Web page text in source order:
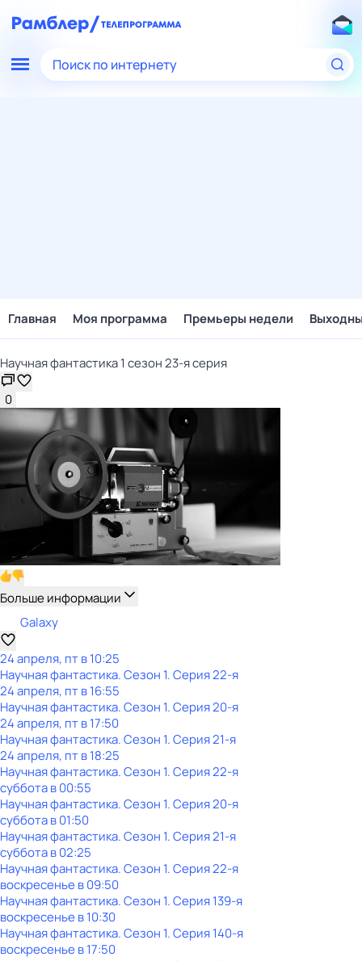
Поиск по интернету
Главная Моя программа Премьеры недели
Научная фантастика 1 сезон 23-я серия
0
Больше информации
Galaxy
24 апреля, пт в 10:25
Научная фантастика. Сезон 1. Серия 22-я
24 апреля, пт в 16:55
Научная фантастика. Сезон 1. Серия 20-я
24 апреля, пт в 17:50
Научная фантастика. Сезон 1. Серия 21-я
24 апреля, пт в 18:25
Научная фантастика. Сезон 1. Серия 22-я
субботав00:55
Научная фантастика. Сезон 1. Серия 20-я
субботав01:50
Научная фантастика. Сезон 1. Серия 21-я
субботав02:25
Научная фантастика. Сезон 1. Серия 22-я
воскресенье в09:50
Научная фантастика. Сезон 1. Серия 139-я
воскресенье в10:30
Научная фантастика. Сезон 1. Серия 140-я
воскресенье в17:50